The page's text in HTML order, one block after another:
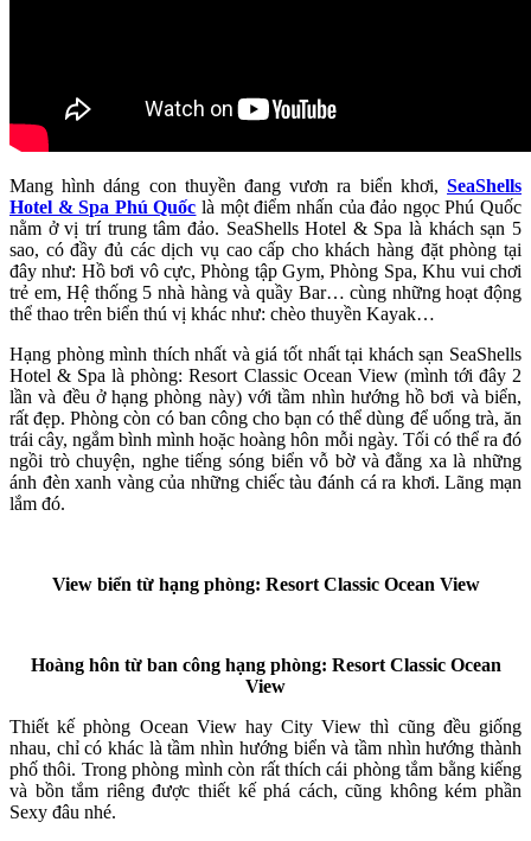
Mang hình dáng con thuyền đang vươn ra biển khơi, SeaShells
Hotel & Spa Phú Quốc là một điểm nhấn của đảo ngọc Phú Quốc
nằm ở vị trí trung tâm đảo. SeaShells Hotel & Spa là khách sạn 5
sao, có đầy đủ các dịch vụ cao cấp cho khách hàng đặt phòng tại
đây như: Hồ bơi vô cực, Phòng tập Gym, Phòng Spa, Khu vui chơi
trẻ em, Hệ thống 5 nhà hàng và quầy Bar… cùng những hoạt động
thể thao trên biển thú vị khác như: chèo thuyền Kayak…
Hạng phòng mình thích nhất và giá tốt nhất tại khách sạn SeaShells
Hotel & Spa là phòng: Resort Classic Ocean View (mình tới đây 2
lần và đều ở hạng phòng này) với tầm nhìn hướng hồ bơi và biển,
rất đẹp. Phòng còn có ban công cho bạn có thể dùng để uống trà, ăn
trái cây, ngắm bình mình hoặc hoàng hôn mỗi ngày. Tối có thể ra đó
ngồi trò chuyện, nghe tiếng sóng biển vỗ bờ và đằng xa là những
ánh đèn xanh vàng của những chiếc tàu đánh cá ra khơi. Lãng mạn
lắm đó.
View biển từ hạng phòng: Resort Classic Ocean View
Hoàng hôn từ ban công hạng phòng: Resort Classic Ocean
View
Thiết kế phòng Ocean View hay City View thì cũng đều giống
nhau, chỉ có khác là tầm nhìn hướng biển và tầm nhìn hướng thành
phố thôi. Trong phòng mình còn rất thích cái phòng tắm bằng kiếng
và bồn tắm riêng được thiết kế phá cách, cũng không kém phần
Sexy đâu nhé.